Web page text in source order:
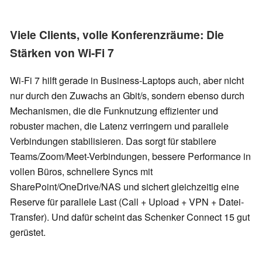
Viele Clients, volle Konferenzräume: Die
Stärken von Wi-Fi 7
Wi-Fi 7 hilft gerade in Business-Laptops auch, aber nicht
nur durch den Zuwachs an Gbit/s, sondern ebenso durch
Mechanismen, die die Funknutzung effizienter und
robuster machen, die Latenz verringern und parallele
Verbindungen stabilisieren. Das sorgt für stabilere
Teams/Zoom/Meet-Verbindungen, bessere Performance in
vollen Büros, schnellere Syncs mit
SharePoint/OneDrive/NAS und sichert gleichzeitig eine
Reserve für parallele Last (Call + Upload + VPN + Datei-
Transfer). Und dafür scheint das Schenker Connect 15 gut
gerüstet.